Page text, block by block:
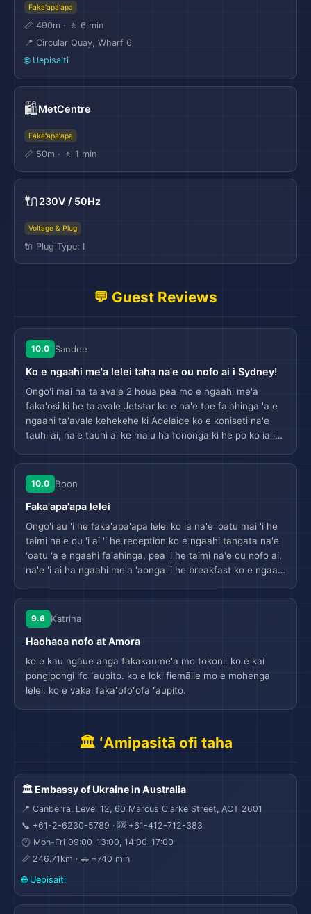
Faka'apa'apa
📏 490m · 🚶 6 min
📍 Circular Quay, Wharf 6
🌐 Uepisaiti
🛍️MetCentre
Faka'apa'apa
📏 50m · 🚶 1 min
🔌230V / 50Hz
Voltage & Plug
🔌 Plug Type: I
💬 Guest Reviews
10.0 Sandee
Ko e ngaahi me'a lelei taha na'e ou nofo ai i Sydney!
Ongo'i mai ha ta'avale 2 houa pea mo e ngaahi me'a
faka'osi ki he ta'avale Jetstar ko e na'e toe fa'ahinga 'a e
ngaahi ta'avale kehekehe ki Adelaide ko e koniseti na'e
tauhi ai, na'e tauhi ai ke ma'u ha fononga ki he po ko ia i
ha faingamalie 'i he Amora 'i he Agoda pea ke fakakaukau
'a e pool na'e 'ilo lelei 'i he ata, ko ia na'e tauhi ai. Na'e 'i ai
ha ngaahi tangata fakamālohi mo e fakamālohi 'i he
concierge ko ia na'e 'i ai ha faingamalie lelei 'i he 'aho na'e
tauhi ai. Na'e lelei 'a e fefine 'i he reception, na'e
fakamālohi mo e fakamālohi pea na'e 'ofo mai ha upgrade
free ki ha poko deluxe 'i he corner. 'O e poko, wow, lelei
'aupito. Na'e lelei 'a e mohe, clean mo e crisp, na'e 'i ai ha
fanga 'aiga 'i he va'a lelei! Ko e ngaahi me'a lelei taha na'e
ou nofo ai mai he fakamālohi ki he poko ki he pool mo e
sauna mo e ngaahi tu'unga. Na'e ma'u 'a e sweet part 'o e
'aho 'aonga. Na'e lelei 'aupito 'a e faingamalie pea ko e
10.0 Boon
Faka'apa'apa lelei
Ongo'i au 'i he faka'apa'apa lelei ko ia na'e 'oatu mai 'i he
taimi na'e ou 'i ai 'i he reception ko e ngaahi tangata na'e
'oatu 'a e ngaahi fa'ahinga, pea 'i he taimi na'e ou nofo ai,
na'e 'i ai ha ngaahi me'a 'aonga 'i he breakfast ko e ngaahi
ngaahi towel na'e toe fakamālohi. 'I he taimi na'e ou 'alu,
na'e 'oatu 'e he ngaahi tangata 'i he concierge ki he
ngaahi me'a lelei taha ke ma'u ha transport ki he airport.
Na'e lelei 'a e fakamālohi 'i he ngaahi tu'unga kotoa.
9.6 Katrina
Haohaoa nofo at Amora
ko e kau ngāue anga fakakaume'a mo tokoni. ko e kai
pongipongi ifo ʻaupito. ko e loki fiemālie mo e mohenga
lelei. ko e vakai fakaʻofoʻofa ʻaupito.
🏛️ ʻAmipasitā ofi taha
🏛️ Embassy of Ukraine in Australia
📍 Canberra, Level 12, 60 Marcus Clarke Street, ACT 2601
📞 +61-2-6230-5789 · 🆘 +61-412-712-383
🕐 Mon-Fri 09:00-13:00, 14:00-17:00
📏 246.71km · 🚗 ~740 min
🌐 Uepisaiti